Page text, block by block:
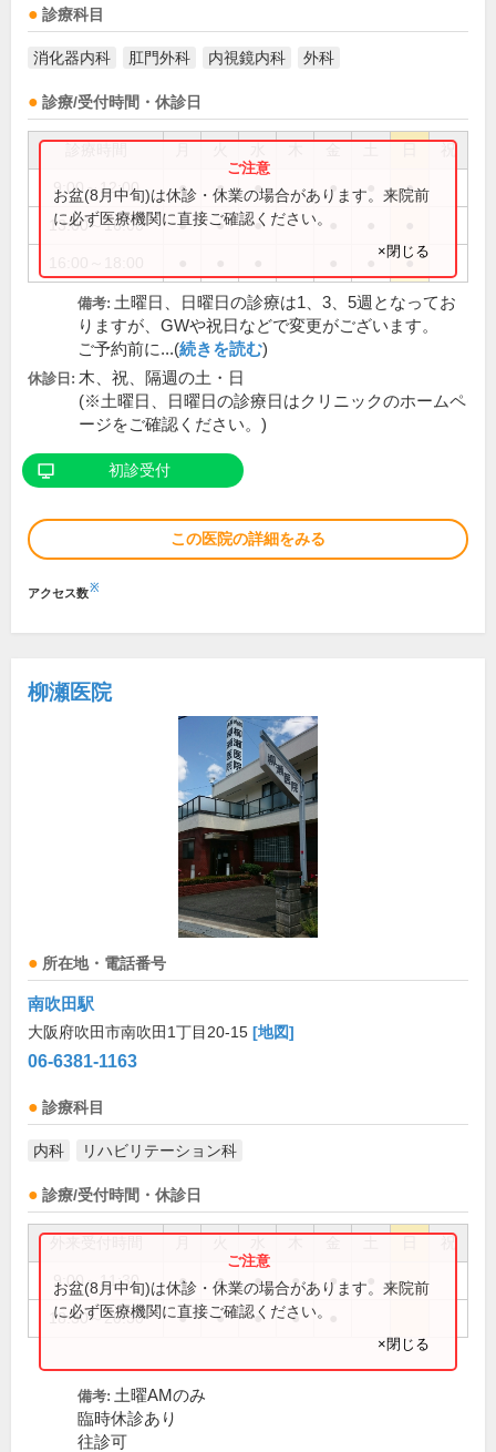
診療科目
消化器内科 肛門外科 内視鏡内科 外科
診療/受付時間・休診日
祝
9:00～12:00 ● ● ● ● ●
13:00～16:00 ● ● ●
●
お盆(8月中旬)は休診・休業の場合があります。来院前
に必ず医療機関に直接ご確認ください。
×閉じる
備考: 土曜日、日曜日の診療は1、3、5週となってお
りますが、GWや祝日などで変更がございます。
ご予約前に...(続きを読む)
休診日: 木、祝、隔週の土・日
(※土曜日、日曜日の診療日はクリニックのホームペ
ージをご確認ください。)
初診受付
この医院の詳細をみる
アクセス数※
柳瀬医院
所在地・電話番号
南吹田駅
大阪府吹田市南吹田1丁目20-15 [地図]
06-6381-1163
診療科目
内科 リハビリテーション科
診療/受付時間・休診日
祝
9:00～11:30 ● ● ● ● ●
18:30～20:30 ● ● ● ●
お盆(8月中旬)は休診・休業の場合があります。来院前
に必ず医療機関に直接ご確認ください。
×閉じる
備考: 土曜AMのみ
臨時休診あり
往診可